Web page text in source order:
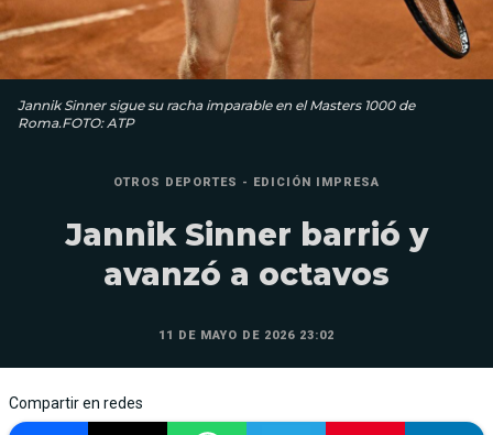
Jannik Sinner sigue su racha imparable en el Masters 1000 de
Roma.FOTO: ATP
OTROS DEPORTES - EDICIÓN IMPRESA
Jannik Sinner barrió y
avanzó a octavos
11 DE MAYO DE 2026 23:02
Compartir en redes